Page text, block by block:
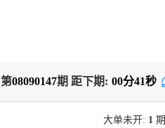
第08090147期 距下期: 00分40秒
大单未开: 1期